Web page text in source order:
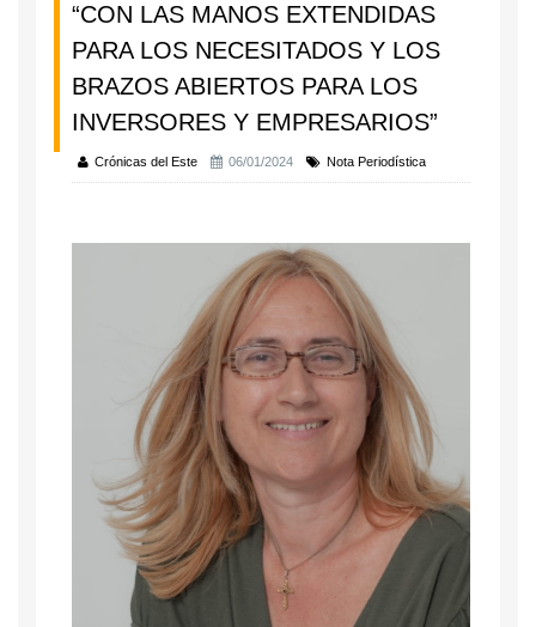
“CON LAS MANOS EXTENDIDAS
PARA LOS NECESITADOS Y LOS
BRAZOS ABIERTOS PARA LOS
INVERSORES Y EMPRESARIOS”
Crónicas del Este 06/01/2024 Nota Periodística